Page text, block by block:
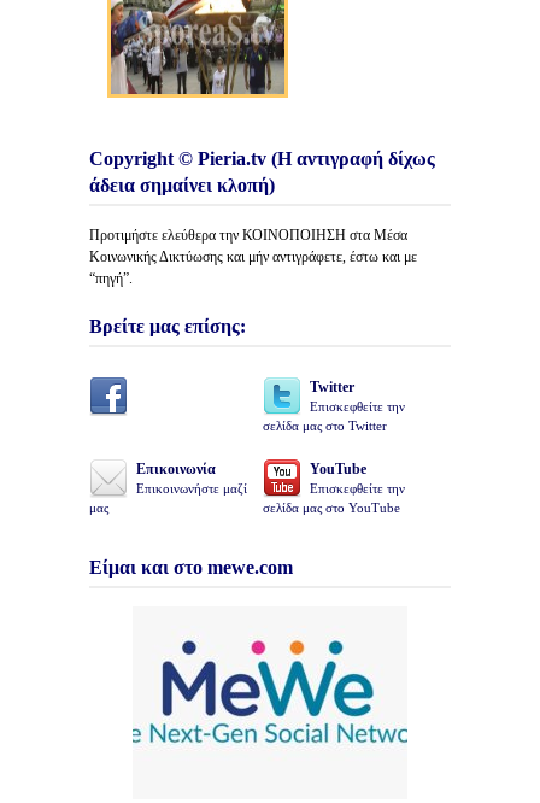
Copyright © Pieria.tv (Η αντιγραφή δίχως
άδεια σημαίνει κλοπή)
Προτιμήστε ελεύθερα την ΚΟΙΝΟΠΟΙΗΣΗ στα Μέσα
Κοινωνικής Δικτύωσης και μήν αντιγράφετε, έστω και με
“πηγή”.
Βρείτε μας επίσης:
Twitter
Επισκεφθείτε την
σελίδα μας στο Twitter
Επικοινωνία
Επικοινωνήστε μαζί
μας
YouTube
Επισκεφθείτε την
σελίδα μας στο YouTube
Είμαι και στο mewe.com